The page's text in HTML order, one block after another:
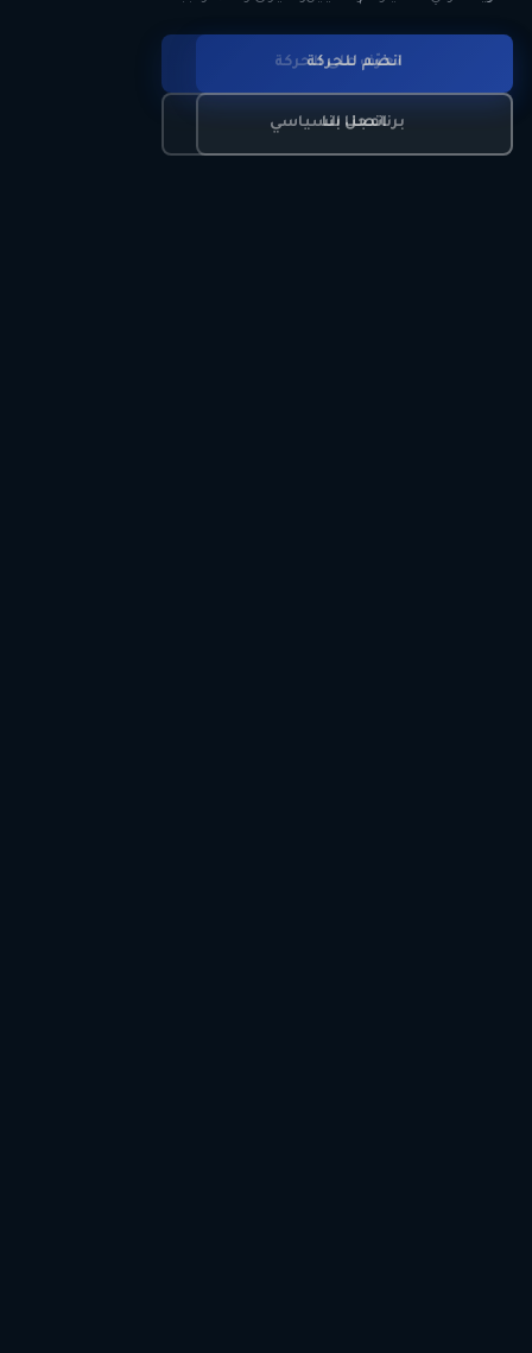
تعرّف على الحركة
برنامجنا السياسي
انضم للحركة
اتصل بنا